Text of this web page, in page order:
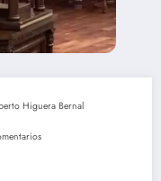
Higuera Bernal